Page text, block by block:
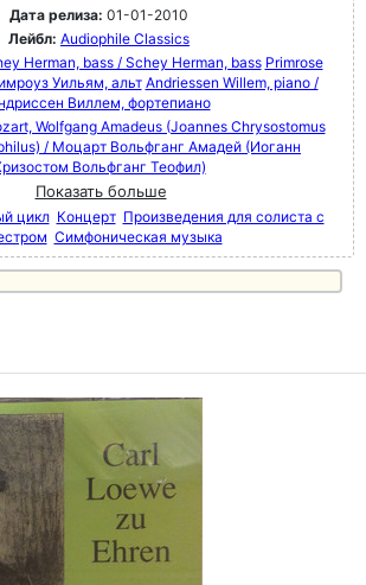
Дата релиза: 01-01-2010
Лейбл: Audiophile Classics
Herman, bass / Schey Herman, bass Primrose
Уильям, альт Andriessen Willem, piano /
Виллем, фортепиано
Wolfgang Amadeus (Joannes Chrysostomus
/ Моцарт Вольфганг Амадей (Иоганн
Вольфганг Теофил)
Показать больше
цикл Концерт Произведения для солиста с
Симфоническая музыка